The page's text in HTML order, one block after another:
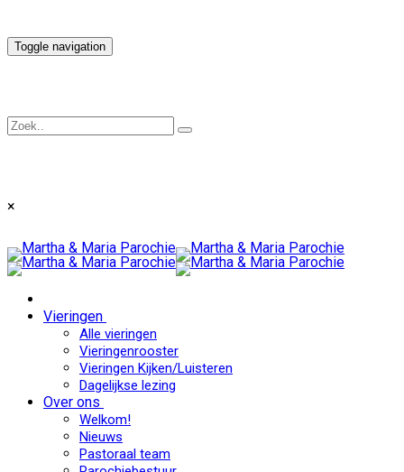
Toggle navigation
×
Vieringen
Alle vieringen
Vieringenrooster
Vieringen Kijken/Luisteren
Dagelijkse lezing
Over ons
Welkom!
Nieuws
Pastoraal team